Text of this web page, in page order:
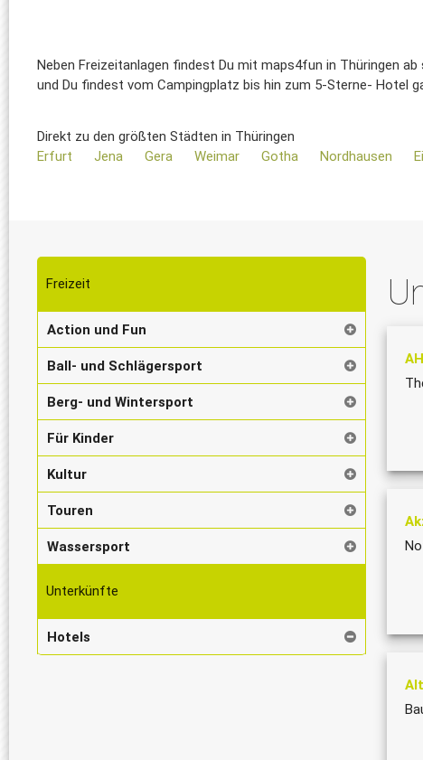
Neben Freizeitanlagen findest Du mit maps4fun in Thüringen
und Du findest vom Campingplatz bis hin zum 5-Sterne- Hotel
Direkt zu den größten Städten in Thüringen
Erfurt
Jena Gera Weimar Gotha Nordhausen
Freizeit
Action und Fun
Ball- und Schlägersport
Berg- und Wintersport
Für Kinder
Kultur
Touren
Wassersport
Unterkünfte
Hotels